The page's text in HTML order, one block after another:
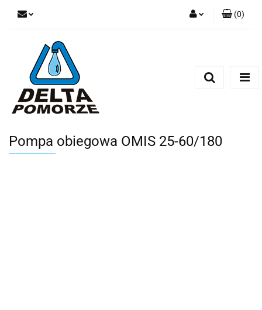
(0)
Pompa obiegowa OMIS 25-60/180